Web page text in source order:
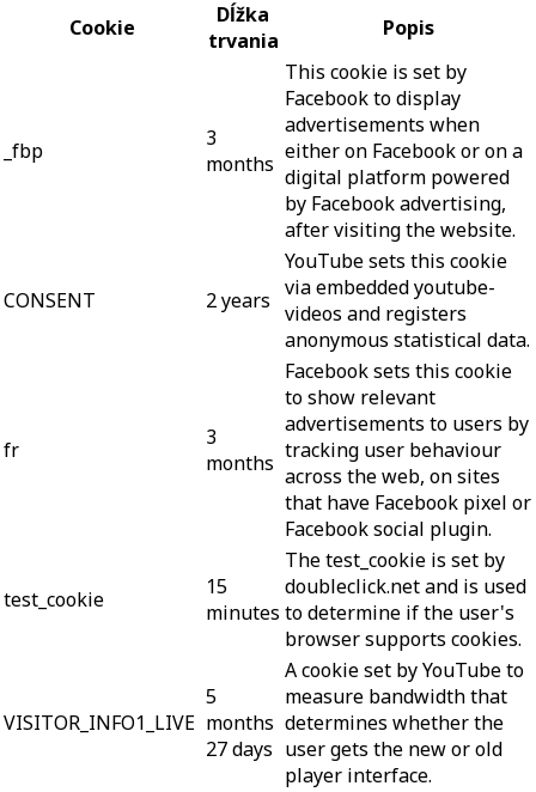
Cookie
Dĺžka
trvania
Popis
_fbp
3
months
This cookie is set by
Facebook to display
advertisements when
either on Facebook or on a
digital platform powered
by Facebook advertising,
after visiting the website.
CONSENT 2 years
YouTube sets this cookie
via embedded youtube-
videos and registers
anonymous statistical data.
fr
3
months
Facebook sets this cookie
to show relevant
advertisements to users by
tracking user behaviour
across the web, on sites
that have Facebook pixel or
Facebook social plugin.
test_cookie
15
minutes
The test_cookie is set by
doubleclick.net and is used
to determine if the user's
browser supports cookies.
VISITOR_INFO1_LIVE
5
months
27 days
A cookie set by YouTube to
measure bandwidth that
determines whether the
user gets the new or old
player interface.